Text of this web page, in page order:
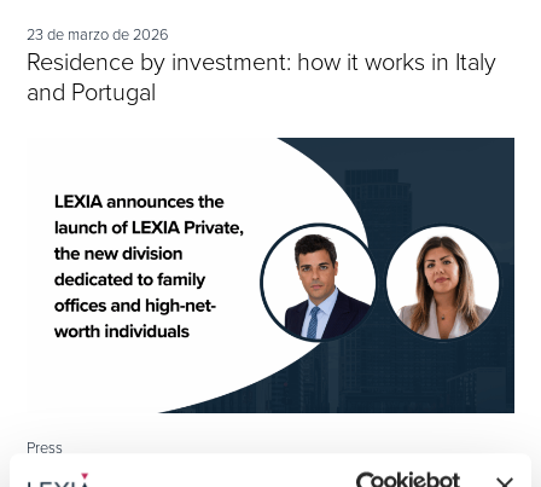
23 de marzo de 2026
Residence by investment: how it works in Italy
and Portugal
Press
Gestión de patrimonio y fideicomisos,